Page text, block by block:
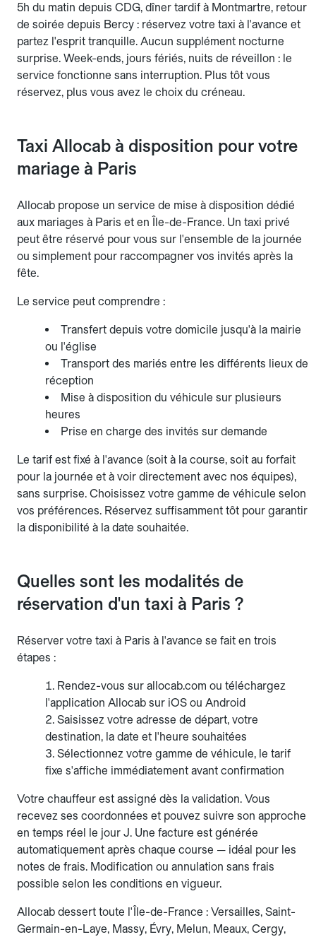
5h du matin depuis CDG, dîner tardif à Montmartre, retour
de soirée depuis Bercy : réservez votre taxi à l'avance et
partez l'esprit tranquille. Aucun supplément nocturne
surprise. Week-ends, jours fériés, nuits de réveillon : le
service fonctionne sans interruption. Plus tôt vous
réservez, plus vous avez le choix du créneau.
Taxi Allocab à disposition pour votre
mariage à Paris
Allocab propose un service de mise à disposition dédié
aux mariages à Paris et en Île-de-France. Un taxi privé
peut être réservé pour vous sur l'ensemble de la journée
ou simplement pour raccompagner vos invités après la
fête.
Le service peut comprendre :
Transfert depuis votre domicile jusqu'à la mairie
ou l'église
Transport des mariés entre les différents lieux de
réception
Mise à disposition du véhicule sur plusieurs
heures
Prise en charge des invités sur demande
Le tarif est fixé à l'avance (soit à la course, soit au forfait
pour la journée et à voir directement avec nos équipes),
sans surprise. Choisissez votre gamme de véhicule selon
vos préférences. Réservez suffisamment tôt pour garantir
la disponibilité à la date souhaitée.
Quelles sont les modalités de
réservation d'un taxi à Paris ?
Réserver votre taxi à Paris à l'avance se fait en trois
étapes :
Rendez-vous sur allocab.com ou téléchargez
l'application Allocab sur iOS ou Android
Saisissez votre adresse de départ, votre
destination, la date et l'heure souhaitées
Sélectionnez votre gamme de véhicule, le tarif
fixe s'affiche immédiatement avant confirmation
Votre chauffeur est assigné dès la validation. Vous
recevez ses coordonnées et pouvez suivre son approche
en temps réel le jour J. Une facture est générée
automatiquement après chaque course — idéal pour les
notes de frais. Modification ou annulation sans frais
possible selon les conditions en vigueur.
Allocab dessert toute l'Île-de-France : Versailles, Saint-
Germain-en-Laye, Massy, Évry, Melun, Meaux, Cergy,